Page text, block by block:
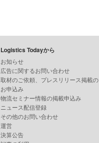
Logistics Todayから
お知らせ
広告に関するお問い合わせ
取材のご依頼、プレスリリース掲載の
お申込み
物流セミナー情報の掲載申込み
ニュース配信登録
その他のお問い合わせ
運営
決算公告